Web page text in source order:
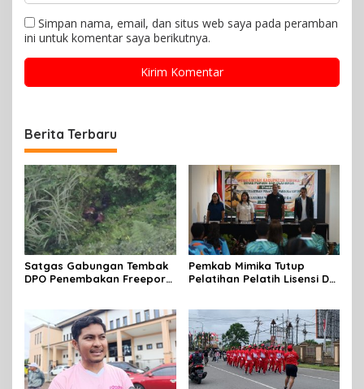
Simpan nama, email, dan situs web saya pada peramban
ini untuk komentar saya berikutnya.
Berita Terbaru
Satgas Gabungan Tembak
DPO Penembakan Freeport
Pemkab Mimika Tutup
Pelatihan Pelatih Lisensi D